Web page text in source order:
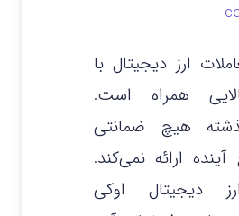
ارز دیجیتال با
همراه است.
هیچ ضمانتی
آینده ارائه نمی‌کند.
دیجیتال اوکی